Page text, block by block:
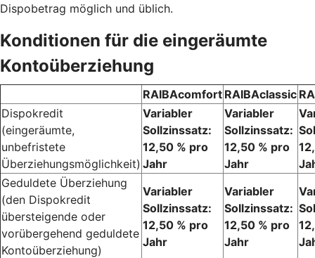
Dispobetrag möglich und üblich.
Konditionen für die eingeräumte
Kontoüberziehung
RAIBAcomfort RAIBAclassic
Dispokredit
(eingeräumte,
unbefristete
Überziehungsmöglichkeit)
Variabler
Sollzinssatz:
12,50 % pro
Jahr
Variabler
Sollzinssatz:
12,50 % pro
Jahr
Geduldete Überziehung
(den Dispokredit
übersteigende oder
vorübergehend geduldete
Kontoüberziehung)
Variabler
Sollzinssatz:
12,50 % pro
Jahr
Variabler
Sollzinssatz:
12,50 % pro
Jahr